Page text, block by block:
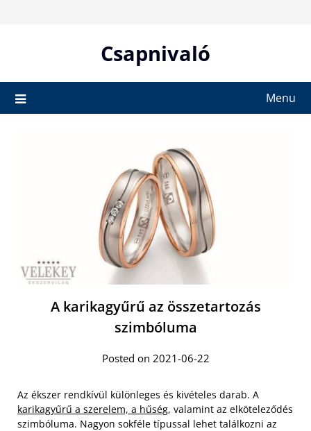
Csapnivaló
Menu
A karikagyűrű az összetartozás
szimbóluma
Posted on 2021-06-22
Az ékszer rendkívül különleges és kivételes darab. A
karikagyűrű a szerelem, a hűség, valamint az elköteleződés
szimbóluma. Nagyon sokféle típussal lehet találkozni az